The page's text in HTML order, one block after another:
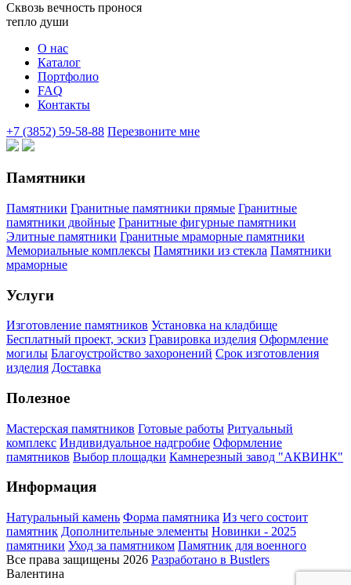
Сквозь вечность пронося
тепло души
О нас
Каталог
Портфолио
FAQ
Контакты
+7 (3852) 59-58-88 Перезвоните мне
Памятники
Памятники Гранитные памятники прямые Гранитные
памятники двойные Гранитные фигурные памятники
Элитные памятники Гранитные мраморные памятники
Мемориальные комплексы Памятники из стекла Памятники
мраморные
Услуги
Изготовление памятников Установка на кладбище
Бесплатный проект, эскиз Гравировка изделия Оформление
могилы Благоустройство захоронений Срок изготовления
изделия Доставка
Полезное
Мастерская памятников Готовые работы Ритуальный
комплекс Индивидуальное надгробие Оформление
памятников Выбор площадки Камнерезный завод "АКВИНК"
Информация
Натуральный камень Форма памятника Из чего состоит
памятник Дополнительные элементы Новинки - 2025
памятники Уход за памятником Памятник для военного
Все права защищены 2026 Разработано в Bustlers
Валентина